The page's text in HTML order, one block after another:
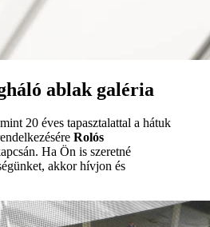
ablak galéria
20 éves tapasztalattal a hátuk
Rolós
Ha Ön is szeretné
akkor hívjon és